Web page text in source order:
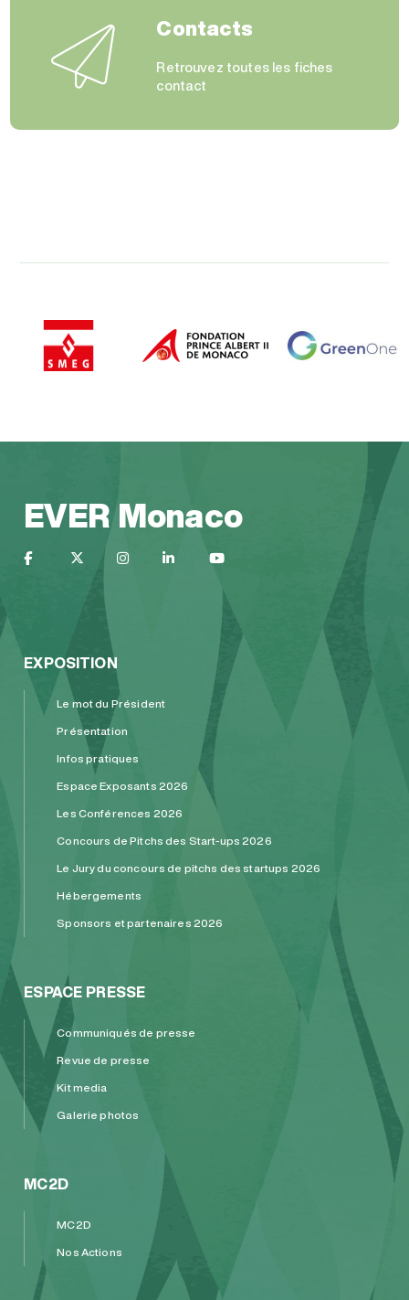
Contacts
Retrouvez toutes les fiches
contact
EVER Monaco
EXPOSITION
Le mot du Président
Présentation
Infos pratiques
Espace Exposants 2026
Les Conférences 2026
Concours de Pitchs des Start-ups 2026
Le Jury du concours de pitchs des startups 2026
Hébergements
Sponsors et partenaires 2026
ESPACE PRESSE
Communiqués de presse
Revue de presse
Kit media
Galerie photos
MC2D
MC2D
Nos Actions